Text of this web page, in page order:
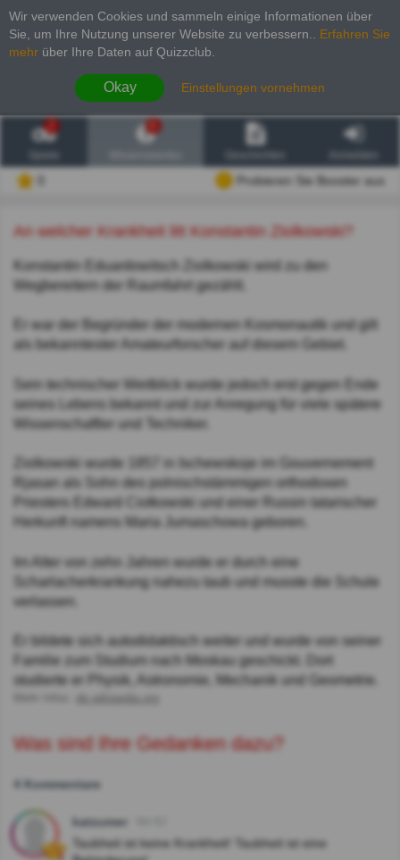
Wir verwenden Cookies und sammeln einige Informationen über
Sie, um Ihre Nutzung unserer Website zu verbessern.
Erfahren Sie
mehr über Ihre Daten auf Quizzclub.
Okay Einstellungen vornehmen
2
Probieren Sie Booster aus
An welcher Krankheit litt Konstantin Ziolkowski?
Konstantin Eduardowitsch Ziolkowski wird zu den
Wegbereitern der Raumfahrt gezählt.
Er war der Begründer der modernen Kosmonautik und gilt
als bekanntester Amateurforscher auf diesem Gebiet.
Sein technischer Weitblick wurde jedoch erst gegen Ende
seines Lebens bekannt und zur Anregung für viele spätere
Wissenschaftler und Techniker.
Ziolkowski wurde 1857 in Ischewskoje im Gouvernement
Rjasan als Sohn des polnischstämmigen orthodoxen
Priesters Edward Ciołkowski und einer Russin tatarischer
Herkunft namens Maria Jumaschowa geboren.
Im Alter von zehn Jahren wurde er durch eine
Scharlacherkrankung nahezu taub und musste die Schule
verlassen.
Er bildete sich autodidaktisch weiter und wurde von seiner
Familie zum Studium nach Moskau geschickt. Dort
studierte er Physik, Astronomie, Mechanik und Geometrie.
Was sind Ihre Gedanken dazu?
4 Kommentare
katzumer
Taubheit ist keine Krankheit! Taubheit ist eine